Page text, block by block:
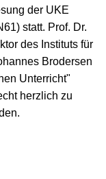
der UKE
statt. Prof. Dr.
des Instituts für
Brodersen
Unterricht"
herzlich zu